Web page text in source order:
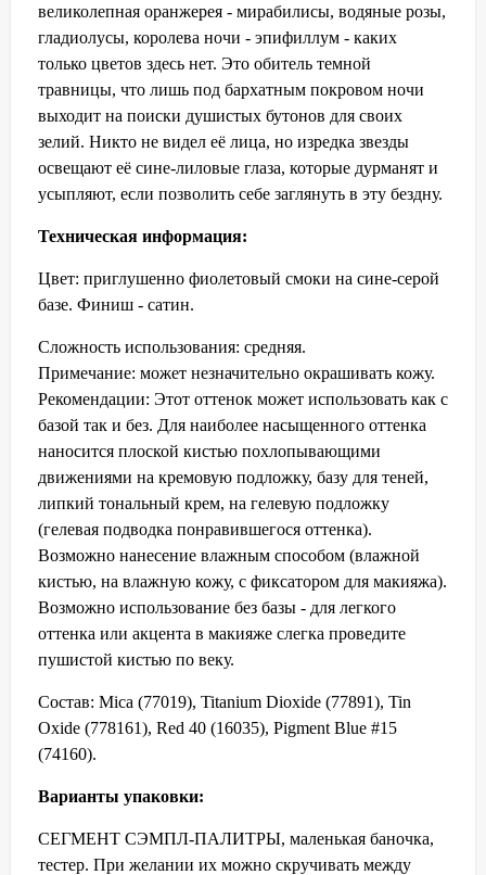
великолепная оранжерея - мирабилисы, водяные розы,
гладиолусы, королева ночи - эпифиллум - каких
только цветов здесь нет. Это обитель темной
травницы, что лишь под бархатным покровом ночи
выходит на поиски душистых бутонов для своих
зелий. Никто не видел её лица, но изредка звезды
освещают её сине-лиловые глаза, которые дурманят и
усыпляют, если позволить себе заглянуть в эту бездну.
Техническая информация:
Цвет: приглушенно фиолетовый смоки на сине-серой
базе. Финиш - сатин.
Сложность использования: средняя.
Примечание: может незначительно окрашивать кожу.
Рекомендации: Этот оттенок может использовать как с
базой так и без. Для наиболее насыщенного оттенка
наносится плоской кистью похлопывающими
движениями на кремовую подложку, базу для теней,
липкий тональный крем, на гелевую подложку
(гелевая подводка понравившегося оттенка).
Возможно нанесение влажным способом (влажной
кистью, на влажную кожу, с фиксатором для макияжа).
Возможно использование без базы - для легкого
оттенка или акцента в макияже слегка проведите
пушистой кистью по веку.
Состав: Mica (77019), Titanium Dioxide (77891), Tin
Oxide (778161), Red 40 (16035), Pigment Blue #15
(74160).
Варианты упаковки:
СЕГМЕНТ СЭМПЛ-ПАЛИТРЫ, маленькая баночка,
тестер. При желании их можно скручивать между